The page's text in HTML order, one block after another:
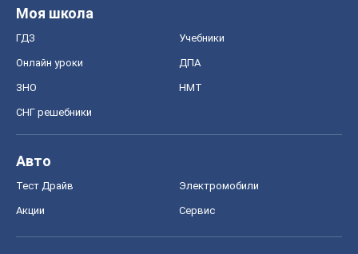
Моя школа
ГДЗ Учебники
Онлайн уроки ДПА
ЗНО НМТ
СНГ решебники
Авто
Тест Драйв Электромобили
Акции Сервис